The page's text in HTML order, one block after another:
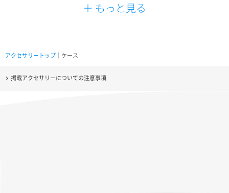
＋ もっと見る
アクセサリートップ ｜ケース
掲載アクセサリーについての注意事項